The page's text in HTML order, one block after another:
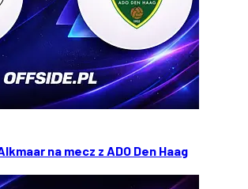
na mecz z ADO Den Haag